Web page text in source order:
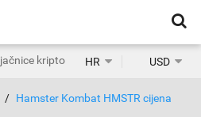
kripto valuta: 1.468
HR USD
Hamster Kombat HMSTR cijena